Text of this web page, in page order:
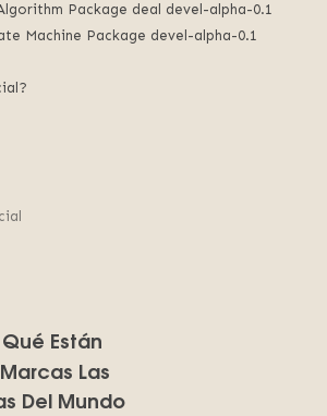
Package deal devel-alpha-0.1
Machine Package devel-alpha-0.1
Están
Las
Del Mundo